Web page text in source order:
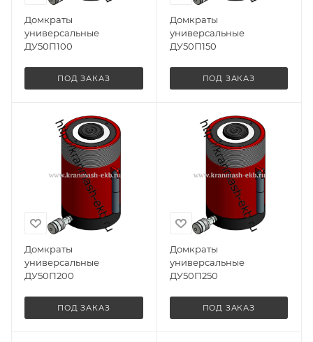
Домкраты
универсальные
ДУ50П100
ПОД ЗАКАЗ
Домкраты
универсальные
ДУ50П150
ПОД ЗАКАЗ
Домкраты
универсальные
ДУ50П200
ПОД ЗАКАЗ
Домкраты
универсальные
ДУ50П250
ПОД ЗАКАЗ